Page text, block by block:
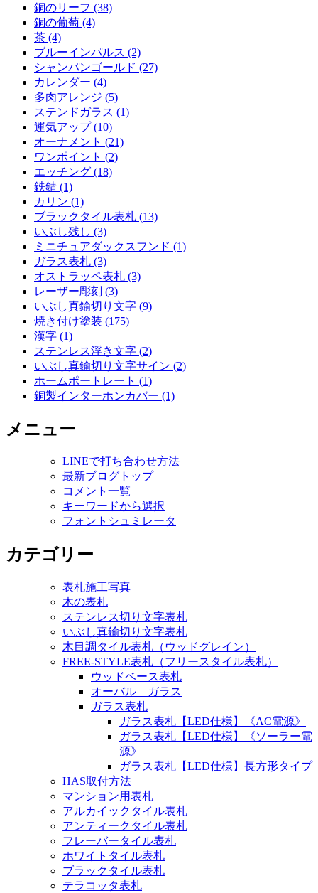
銅のリーフ (38)
銅の葡萄 (4)
茶 (4)
ブルーインパルス (2)
シャンパンゴールド (27)
カレンダー (4)
多肉アレンジ (5)
ステンドガラス (1)
運気アップ (10)
オーナメント (21)
ワンポイント (2)
エッチング (18)
鉄錆 (1)
カリン (1)
ブラックタイル表札 (13)
いぶし残し (3)
ミニチュアダックスフンド (1)
ガラス表札 (3)
オストラッペ表札 (3)
レーザー彫刻 (3)
いぶし真鍮切り文字 (9)
焼き付け塗装 (175)
漢字 (1)
ステンレス浮き文字 (2)
いぶし真鍮切り文字サイン (2)
ホームポートレート (1)
銅製インターホンカバー (1)
メニュー
LINEで打ち合わせ方法
最新ブログトップ
コメント一覧
キーワードから選択
フォントシュミレータ
カテゴリー
表札施工写真
木の表札
ステンレス切り文字表札
いぶし真鍮切り文字表札
木目調タイル表札（ウッドグレイン）
FREE-STYLE表札（フリースタイル表札）
ウッドベース表札
オーバル ガラス
ガラス表札
ガラス表札【LED仕様】《AC電源》
ガラス表札【LED仕様】《ソーラー電
源》
ガラス表札【LED仕様】長方形タイプ
HAS取付方法
マンション用表札
アルカイックタイル表札
アンティークタイル表札
フレーバータイル表札
ホワイトタイル表札
ブラックタイル表札
テラコッタ表札